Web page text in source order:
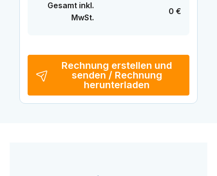
Gesamt inkl.
MwSt.
0 €
Rechnung erstellen und
senden / Rechnung
herunterladen